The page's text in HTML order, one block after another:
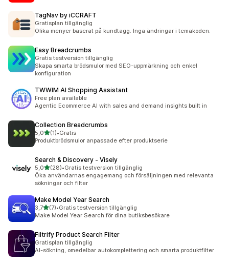
TagNav by iCCRAFT
Gratisplan tillgänglig
Olika menyer baserat på kundtagg. Inga ändringar i temakoden.
Easy Breadcrumbs
Gratis testversion tillgänglig
Skapa smarta brödsmulor med SEO-uppmärkning och enkel
konfiguration
TWWIM AI Shopping Assistant
Free plan available
Agentic Ecommerce AI with sales and demand insights built in
Collection Breadcrumbs
5,0av 5 stjärnor
(1)
1 recensioner totalt
•Gratis
Produktbrödsmulor anpassade efter produktserie
Search & Discovery ‑ Visely
5,0av 5 stjärnor
(28)
28 recensioner totalt
•Gratis testversion tillgänglig
Öka användarnas engagemang och försäljningen med relevanta
sökningar och filter
Make Model Year Search
3,7av 5 stjärnor
(7)
7 recensioner totalt
•Gratis testversion tillgänglig
Make Model Year Search för dina butiksbesökare
Filtrify Product Search Filter
Gratisplan tillgänglig
AI-sökning, omedelbar autokomplettering och smarta produktfilter